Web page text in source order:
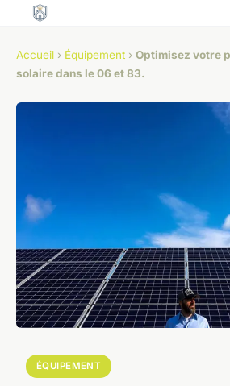
Accueil › Équipement › Optimisez votre
solaire dans le 06 et 83.
ÉQUIPEMENT